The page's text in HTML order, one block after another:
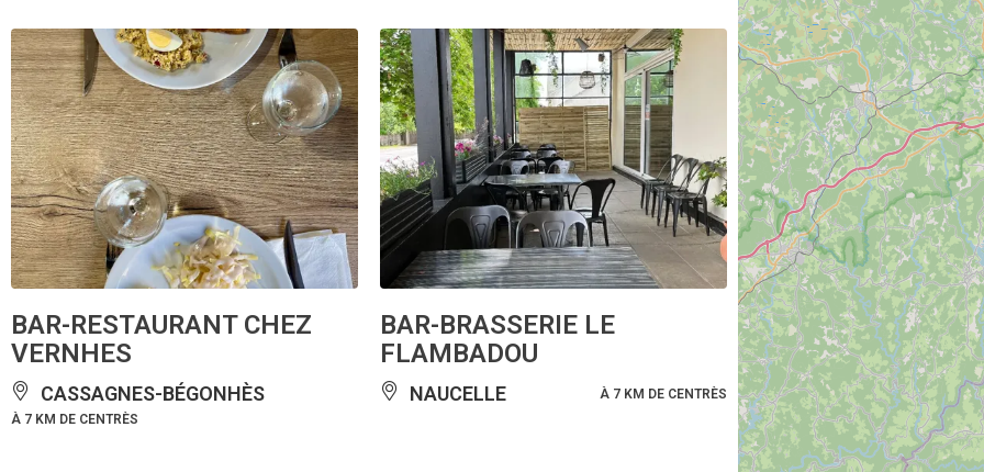
BAR-RESTAURANT CHEZ
VERNHES
CASSAGNES-BÉGONHÈS
À 7 KM DE CENTRÈS
BAR-BRASSERIE LE
FLAMBADOU
NAUCELLE À 7 KM DE CENTRÈS